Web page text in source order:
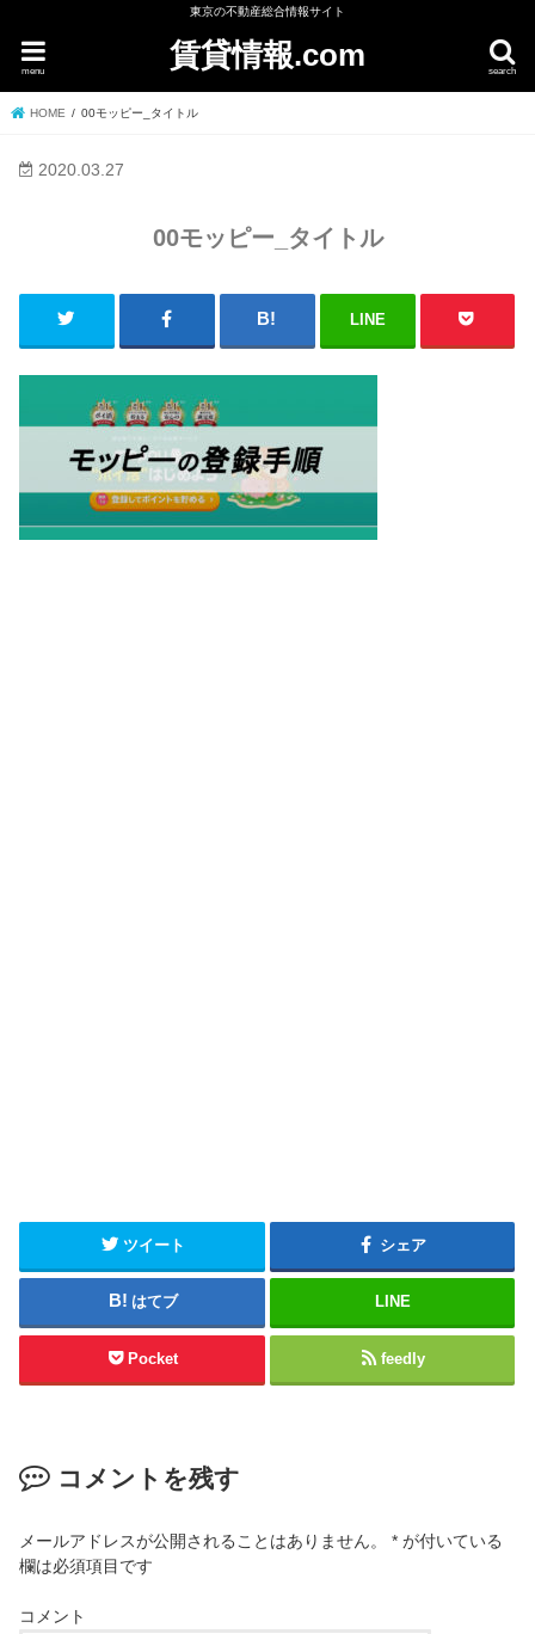
東京の不動産総合情報サイト
賃貸情報.com search
menu
HOME 00モッピー_タイトル
2020.03.27
00モッピー_タイトル
LINE
ツイート シェア
はてブ LINE
Pocket feedly
コメントを残す
メールアドレスが公開されることはありません。 * が付いている
欄は必須項目です
コメント